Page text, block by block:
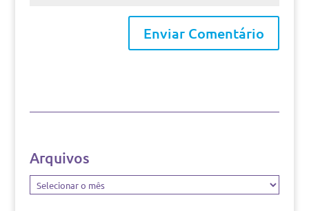
Arquivos
Arquivos